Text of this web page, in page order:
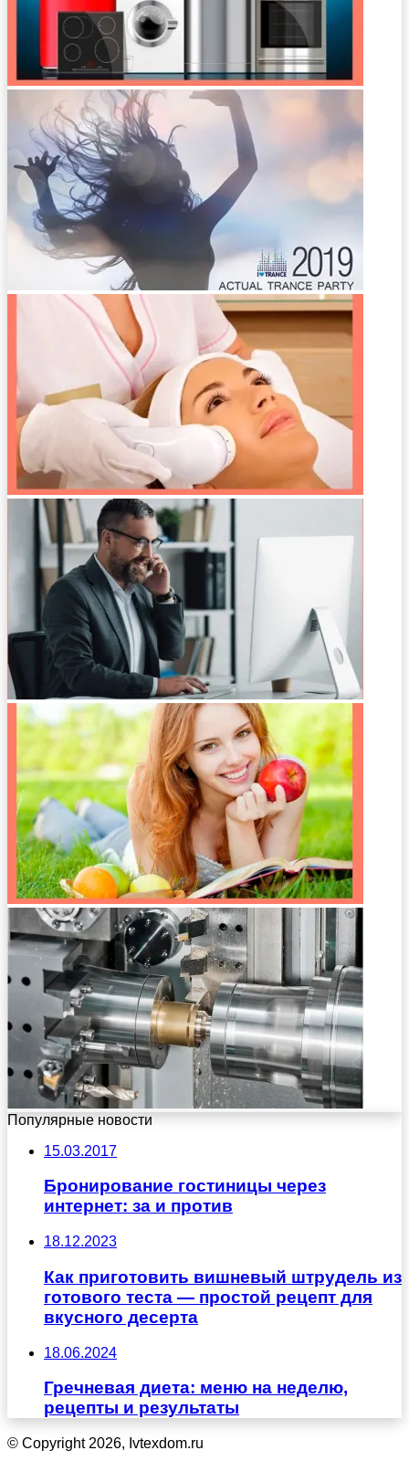
Популярные новости
15.03.2017
Бронирование гостиницы через
интернет: за и против
18.12.2023
Как приготовить вишневый штрудель из
готового теста — простой рецепт для
вкусного десерта
18.06.2024
Гречневая диета: меню на неделю,
рецепты и результаты
© Copyright 2026, Ivtexdom.ru